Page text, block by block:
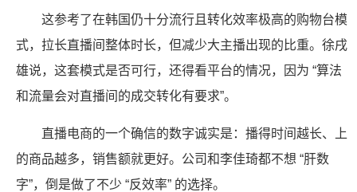
这参考了在韩国仍十分流行且转化效率极高的购物台模
式，拉长直播间整体时长，但减少大主播出现的比重。徐戌
雄说，这套模式是否可行，还得看平台的情况，因为 “算法
和流量会对直播间的成交转化有要求”。
直播电商的一个确信的数字诚实是：播得时间越长、上
的商品越多，销售额就更好。公司和李佳琦都不想 “肝数
字”，倒是做了不少 “反效率” 的选择。